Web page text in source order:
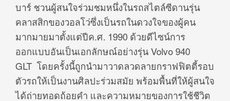
บาร์ ชวนผู้สนใจร่วมชมหนึ่งในรถสไตล์ซีดานรุ่น
คลาสสิกของวอลโว่ซึ่งเป็นรถในดวงใจของผู้คน
มากมายมาตั้งแต่ปีค.ศ. 1990 ด้วยดีไซน์การ
ออกแบบอันเป็นเอกลักษณ์อย่างรุ่น Volvo 940
GLT โดยครั้งนี้ถูกนำมาวาดลวดลายกราฟฟิตตี้รอบ
ตัวรถให้เป็นงานศิลปะร่วมสมัย พร้อมพื้นที่ให้ผู้สนใจ
ได้ถ่ายทอดถ้อยคำ และความหมายของการใช้ชีวิต